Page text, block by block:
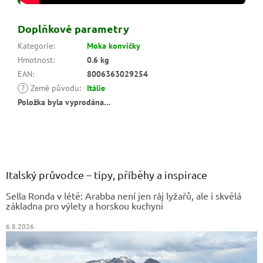
Doplňkové parametry
Kategorie:
Moka konvičky
Hmotnost:
0.6 kg
EAN:
8006363029254
? Země původu:
Itálie
Položka byla vyprodána…
Italský průvodce – tipy, příběhy a inspirace
Sella Ronda v létě: Arabba není jen ráj lyžařů, ale i skvělá
základna pro výlety a horskou kuchyni
6.8.2026